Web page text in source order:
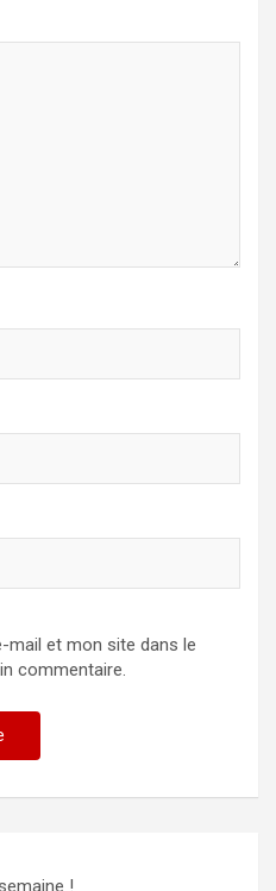
mail et mon site dans le
commentaire.
!